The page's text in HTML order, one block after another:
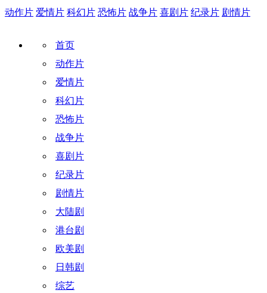
动作片 爱情片 科幻片 恐怖片 战争片 喜剧片 纪录片 剧情片
首页
动作片
爱情片
科幻片
恐怖片
战争片
喜剧片
纪录片
剧情片
大陆剧
港台剧
欧美剧
日韩剧
综艺